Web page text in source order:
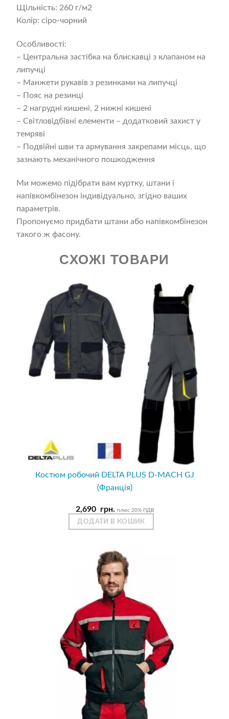
Щільність: 260 г/м2
Колір: сіро-чорний
Особливості:
– Центральна застібка на блискавці з клапаном на
липучці
– Манжети рукавів з резинками на липучці
– Пояс на резинці
– 2 нагрудні кишені, 2 нижні кишені
– Світловідбівні елементи – додатковий захист у
темряві
– Подвійні шви та армування закрепами місць, що
зазнають механічного пошкодження
Ми можемо підібрати вам куртку, штани і
напівкомбінезон індивідуально, згідно ваших
параметрів.
Пропонуємо придбати штани або напівкомбінезон
такого ж фасону.
СХОЖІ ТОВАРИ
Костюм робочий DELTA PLUS D-MACH GJ
(Франція)
2,690 грн. плюс 20% ПДВ
ДОДАТИ В КОШИК